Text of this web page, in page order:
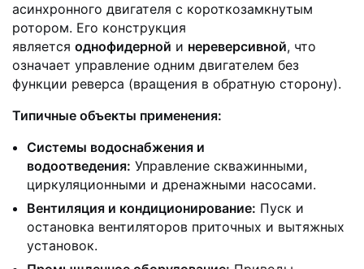
асинхронного двигателя с короткозамкнутым
ротором. Его конструкция
является однофидерной и нереверсивной, что
означает управление одним двигателем без
функции реверса (вращения в обратную сторону).
Типичные объекты применения:
Системы водоснабжения и
водоотведения: Управление скважинными,
циркуляционными и дренажными насосами.
Вентиляция и кондиционирование: Пуск и
остановка вентиляторов приточных и вытяжных
установок.